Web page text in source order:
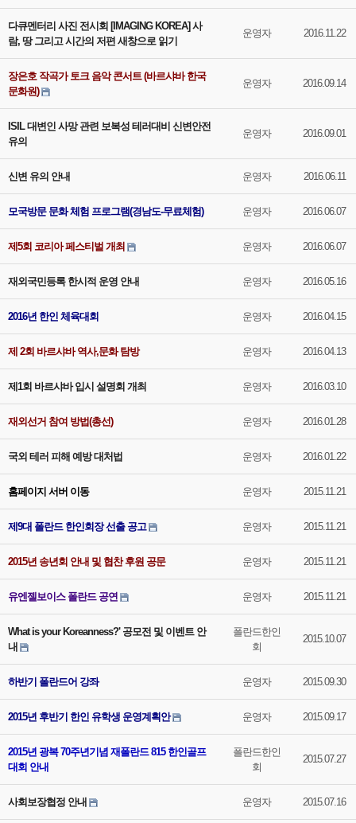
다큐멘터리 사진 전시회 [IMAGING KOREA] 사
람, 땅 그리고 시간의 저편 새창으로 읽기
운영자 2016.11.22
장은호 작곡가 토크 음악 콘서트 (바르샤바 한국
문화원)
운영자 2016.09.14
ISIL 대변인 사망 관련 보복성 테러대비 신변안전
유의
운영자 2016.09.01
신변 유의 안내 운영자 2016.06.11
모국방문 문화 체험 프로그램(경남도-무료체험) 운영자 2016.06.07
제5회 코리아 페스티벌 개최 운영자 2016.06.07
재외국민등록 한시적 운영 안내 운영자 2016.05.16
2016년 한인 체육대회 운영자 2016.04.15
제 2회 바르샤바 역사,문화 탐방 운영자 2016.04.13
제1회 바르샤바 입시 설명회 개최 운영자 2016.03.10
재외선거 참여 방법(총선) 운영자 2016.01.28
국외 테러 피해 예방 대처법 운영자 2016.01.22
홈페이지 서버 이동 운영자 2015.11.21
제9대 폴란드 한인회장 선출 공고 운영자 2015.11.21
2015년 송년회 안내 및 협찬 후원 공문 운영자 2015.11.21
유엔젤보이스 폴란드 공연 운영자 2015.11.21
What is your Koreanness?' 공모전 및 이벤트 안
내
폴란드한인
회
2015.10.07
하반기 폴란드어 강좌 운영자 2015.09.30
2015년 후반기 한인 유학생 운영계획안 운영자 2015.09.17
2015년 광복 70주년기념 재폴란드 815 한인골프
대회 안내
폴란드한인
회
2015.07.27
사회보장협정 안내 운영자 2015.07.16